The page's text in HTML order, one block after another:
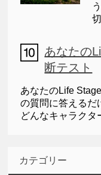
あなたの
断テスト
あなたのLife
の質問に答えるだ
どんなキャラクタ
カテゴリー